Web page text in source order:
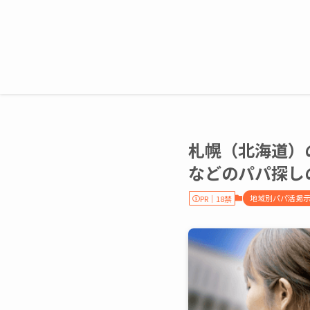
札幌（北海道
などのパパ探
PR｜18禁 地域別パパ活掲